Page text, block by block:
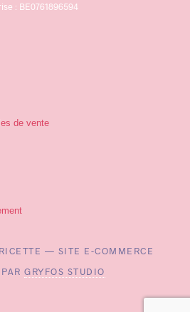
: BE0761896594
de vente
— SITE E-COMMERCE
PARGRYFOS STUDIO